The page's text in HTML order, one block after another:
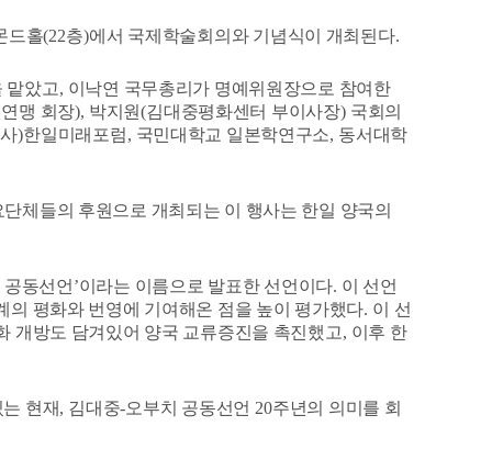
드홀(22층)에서 국제학술회의와 기념식이 개최된다.
맡았고, 이낙연 국무총리가 명예위원장으로 참여한
맹 회장), 박지원(김대중평화센터 부이사장) 국회의
사)한일미래포럼, 국민대학교 일본학연구소, 동서대학
체들의 후원으로 개최되는 이 행사는 한일 양국의
동선언 ’이라는 이름으로 발표한 선언이다. 이 선언
의 평화와 번영에 기여해온 점을 높이 평가했다. 이 선
개방도 담겨있어 양국 교류증진을 촉진했고, 이후 한
현재, 김대중-오부치 공동선언 20주년의 의미를 회